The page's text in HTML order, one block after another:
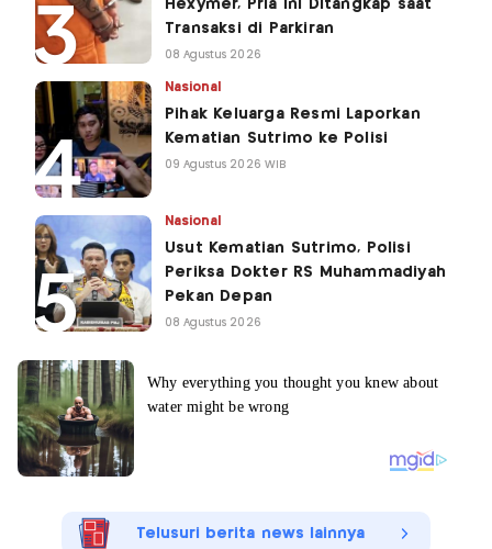
Hexymer, Pria Ini Ditangkap saat
Transaksi di Parkiran
08 Agustus 2026
Nasional
Pihak Keluarga Resmi Laporkan
Kematian Sutrimo ke Polisi
09 Agustus 2026 WIB
Nasional
Usut Kematian Sutrimo, Polisi
Periksa Dokter RS Muhammadiyah
Pekan Depan
08 Agustus 2026
Telusuri berita news lainnya